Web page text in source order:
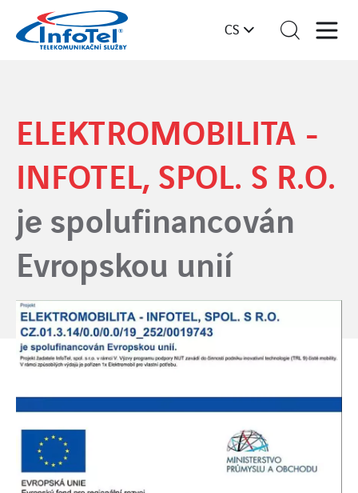
CS
ELEKTROMOBILITA -
INFOTEL, SPOL. S R.O.
je spolufinancován
Evropskou unií